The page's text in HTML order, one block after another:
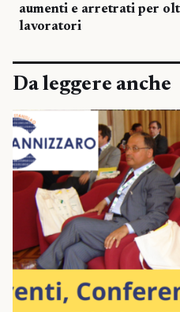
aumenti e arretrati per
lavoratori
Da leggere anche